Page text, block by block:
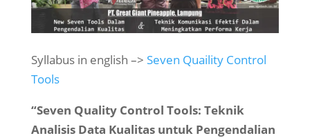
Syllabus in english –> Seven Quaility Control
Tools
“Seven Quality Control Tools: Teknik
Analisis Data Kualitas untuk Pengendalian